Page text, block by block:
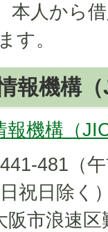
本人から
す。
報機構
報機構（
481（
祝日除く
阪市浪速